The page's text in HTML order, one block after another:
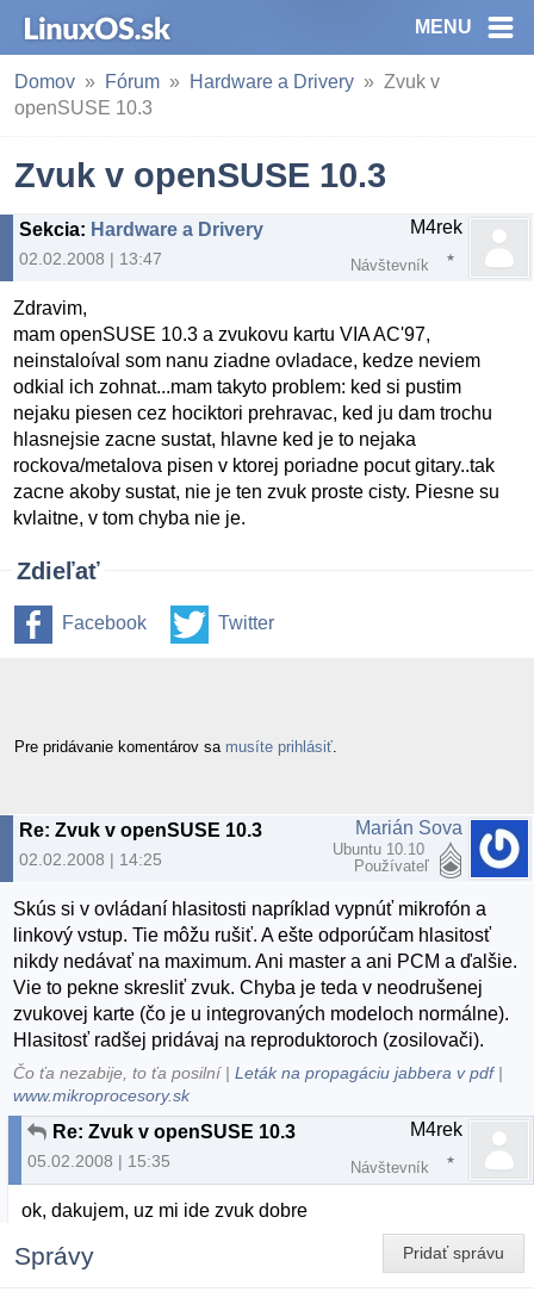
MENU
Domov Fórum Hardware a Drivery
Zvuk v
openSUSE 10.3
Zvuk v openSUSE 10.3
Sekcia: Hardware a Drivery
02.02.2008 | 13:47
M4rek
Návštevník
Zdravim,
mam openSUSE 10.3 a zvukovu kartu VIA AC'97,
neinstaloíval som nanu ziadne ovladace, kedze neviem
odkial ich zohnat...mam takyto problem: ked si pustim
nejaku piesen cez hociktori prehravac, ked ju dam trochu
hlasnejsie zacne sustat, hlavne ked je to nejaka
rockova/metalova pisen v ktorej poriadne pocut gitary..tak
zacne akoby sustat, nie je ten zvuk proste cisty. Piesne su
kvlaitne, v tom chyba nie je.
Zdieľať
Facebook Twitter
Pre pridávanie komentárov sa musíte prihlásiť
Re: Zvuk v openSUSE 10.3
02.02.2008 | 14:25
Marián Sova
Ubuntu 10.10
Používateľ
Skús si v ovládaní hlasitosti napríklad vypnúť mikrofón a
linkový vstup. Tie môžu rušiť. A ešte odporúčam hlasitosť
nikdy nedávať na maximum. Ani master a ani PCM a ďalšie.
Vie to pekne skresliť zvuk. Chyba je teda v neodrušenej
zvukovej karte (čo je u integrovaných modeloch normálne).
Hlasitosť radšej pridávaj na reproduktoroch (zosilovači).
Čo ťa nezabije, to ťa posilní |Leták na propagáciu jabbera v pdf|
www.mikroprocesory.sk
Re: Zvuk v openSUSE 10.3
05.02.2008 | 15:35
M4rek
Návštevník
ok, dakujem, uz mi ide zvuk dobre
Pridať správu
Správy